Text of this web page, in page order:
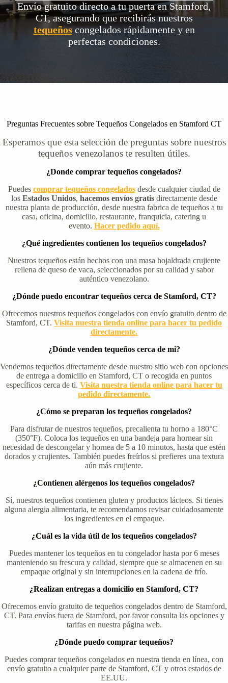
Envío gratuito directo a tu puerta en Stamford,
CT, asegurando que recibirás nuestros
tequeñoscongelados rápidamente y en
perfectas condiciones.
Preguntas Frecuentes sobre Tequeños Congelados en Stamford CT
Esperamos que esta selección de preguntas sobre nuestros
tequeños venezolanos te resulten útiles.
¿Donde comprar tequeños congelados?
Puedes comprar tequeños congelados desde cualquier ciudad de
los Estados Unidos, hacemos envíos gratisdirectamente desde
nuestra planta de producción, desde nuestra fabrica de tequeños a tu
casa, oficina, domicilio, restaurante, franquicia, catering u
evento. Hacer pedido aquí.
¿Qué ingredientes contienen los tequeños congelados?
Nuestros tequeños están hechos con una masa hojaldrada crujiente
rellena de queso de vaca, seleccionados por su calidad y sabor
auténtico venezolano.
¿Dónde puedo encontrar tequeños cerca de Stamford, CT?
Ofrecemos nuestros tequeños congelados con envío gratuito dentro de
Stamford, CT. Visita nuestra tienda online para hacer tu pedido
directamente.
¿Dónde venden tequeños cerca de mi?
Vendemos tequeños directamente desde nuestro sitio web con opciones
de entrega a domicilio en Stamford, CT o recogida en puntos
específicos cerca de ti. Visita nuestra tienda online para hacer tu
pedido directamente.
¿Cómo se preparan los tequeños congelados?
Para disfrutar de nuestros tequeños, precalienta tu horno a 180°C
(350°F). Coloca los tequeños en una bandeja para hornear sin
necesidad de descongelar y hornea de 5 a 10 minutos, hasta que estén
dorados y crujientes. También puedes freírlos si prefieres una textura
aún más crujiente.
¿Contienen alérgenos los tequeños congelados?
Sí, nuestros tequeños contienen gluten y productos lácteos. Si tienes
alguna alergia alimentaria, te recomendamos revisar cuidadosamente
los ingredientes en el empaque.
¿Cuál es la vida útil de los tequeños congelados?
Puedes mantener los tequeños en tu congelador hasta por 6 meses
manteniendo su frescura y calidad, siempre que se almacenen en su
empaque original y sin interrupciones en la cadena de frío.
¿Realizan entregas a domicilio en Stamford, CT?
Ofrecemos envío gratuito de tequeños congelados dentro de Stamford,
CT. Para envíos fuera de Stamford, por favor consulta las opciones y
tarifas en nuestra página web.
¿Dónde puedo comprar tequeños?
Puedes comprar tequeños congelados en nuestra tienda en línea, con
envío gratuito a cualquier parte de Stamford, CT y otros estados de
EE.UU.